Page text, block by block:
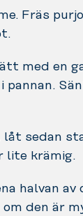
Fräs
med en
pannan.
låt sedan
lite krämig.
halvan av
om den är